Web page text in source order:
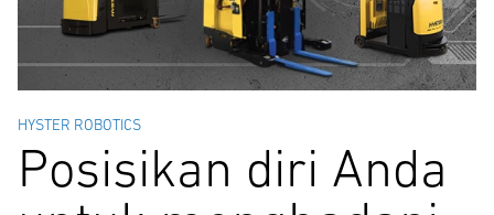
HYSTER ROBOTICS
Posisikan diri Anda